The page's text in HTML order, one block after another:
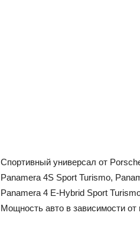
Спортивный универсал от
Panamera 4S Sport Turismo,
Panamera 4 E-Hybrid Sport
Мощность авто в зависимости